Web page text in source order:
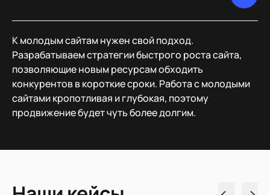
К молодым сайтам нужен свой подход.
Разрабатываем стратегии быстрого роста сайта,
позволяющие новым ресурсам обходить
конкурентов в короткие сроки. Работа с молодыми
сайтами кропотливая и глубокая, поэтому
продвижение будет чуть более долгим.